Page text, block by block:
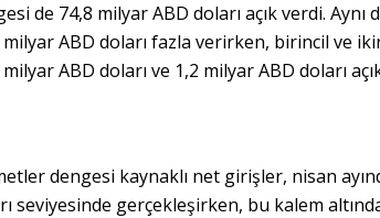
de 74,8 milyar ABD doları açık verdi.
ABD doları fazla verirken, birincil ve
ABD doları ve 1,2 milyar ABD doları
dengesi kaynaklı net girişler, nisan
seviyesinde gerçekleşirken, bu kalem